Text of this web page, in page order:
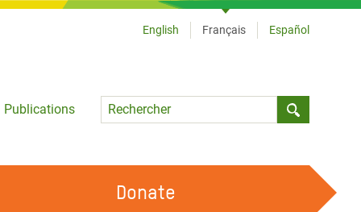
Publications
Language
English Français Español
Donate